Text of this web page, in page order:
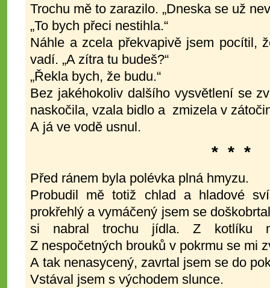
Trochu mě to zarazilo. „Dneska se už
„To bych přeci nestihla.“
Náhle a zcela překvapivě jsem pocítil,
vadí. „A zítra tu budeš?“
„Řekla bych, že budu.“
Bez jakéhokoliv dalšího vysvětlení se
naskočila, vzala bidlo a zmizela v
A já ve vodě usnul.
* * *
Před ránem byla polévka plná hmyzu.
Probudil mě totiž chlad a hladové
prokřehlý a vymáčený jsem se
si nabral trochu jídla. Z kotlíku
Z nespočetných brouků v pokrmu se mi
A tak nenasycený, zavrtal jsem se do
Vstával jsem s východem slunce.